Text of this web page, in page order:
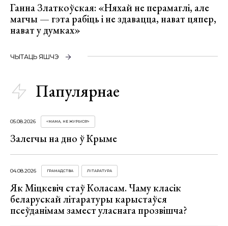
Ганна Златкоўская: «Няхай не перамаглі, але
магчы — гэта рабіць і не здавацца, нават цяпер,
нават у думках»
ЧЫТАЦЬ ЯШЧЭ
Папулярнае
05.08.2026 «МАМА, НЕ ЖУРЫСЯ!»
Залегчы на дно ў Крыме
04.08.2026 ГРАМАДСТВА ЛІТАРАТУРА
Як Міцкевіч стаў Коласам. Чаму класік
беларускай літаратуры карыстаўся
псеўданімам замест уласнага прозвішча?